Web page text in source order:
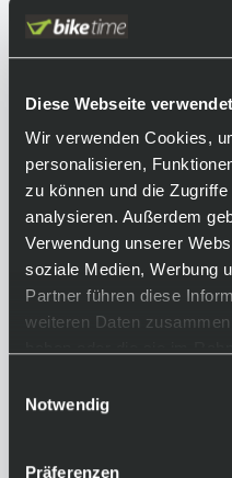
Diese Webseite
Wir verwenden Cookies,
personalisieren,
zu können und die
analysieren. Außerdem
Verwendung unserer
soziale Medien, Werbung
Partner führen diese
weiteren Daten
Notwendig
Präferenzen
Santa Cruz Bullit 70 C
Type, Gloss Black
6.299,00 € inkl. 19%
Auf Lager.
Lieferzeit: 4-10 Tage
Art.-Nr.: P119586
In